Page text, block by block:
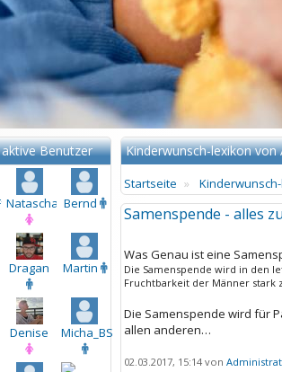
Benutzer
NataschaundBernd
Bernd
Dragan Martin
Denise Micha_BS_WR
Kinderwunsch-lexikon von
Startseite
Samenspende - alles
Was Genau ist eine
Die Samenspende wird in den
Fruchtbarkeit der Männer stark
Die Samenspende wird für
allen anderen…
02.03.2017, 15:14 von